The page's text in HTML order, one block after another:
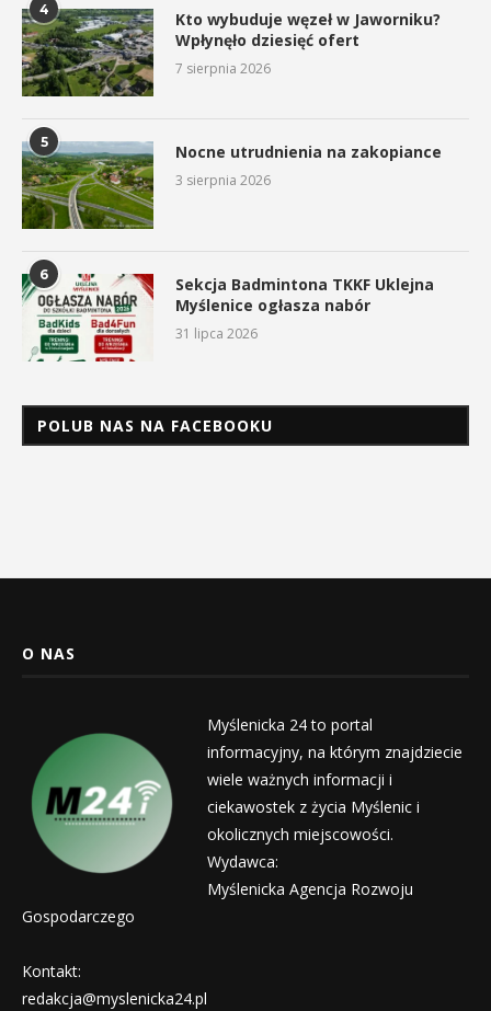
4
Kto wybuduje węzeł w Jaworniku?
Wpłynęło dziesięć ofert
7 sierpnia 2026
5 Nocne utrudnienia na zakopiance
3 sierpnia 2026
6
Sekcja Badmintona TKKF Uklejna
Myślenice ogłasza nabór
31 lipca 2026
POLUB NAS NA FACEBOOKU
O NAS
Myślenicka 24 to portal
informacyjny, na którym znajdziecie
wiele ważnych informacji i
ciekawostek z życia Myślenic i
okolicznych miejscowości.
Wydawca:
Myślenicka Agencja Rozwoju
Gospodarczego
Kontakt:
redakcja@myslenicka24.pl